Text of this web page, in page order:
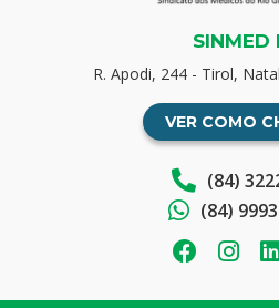
SINMED
R. Apodi, 244 - Tirol,
VER COMO
(84)
(84)